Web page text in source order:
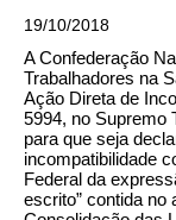
19/10/2018
A Confederação
Trabalhadores na
Ação Direta de
5994, no Supremo
para que seja
incompatibilidade
Federal da
escrito” contida no